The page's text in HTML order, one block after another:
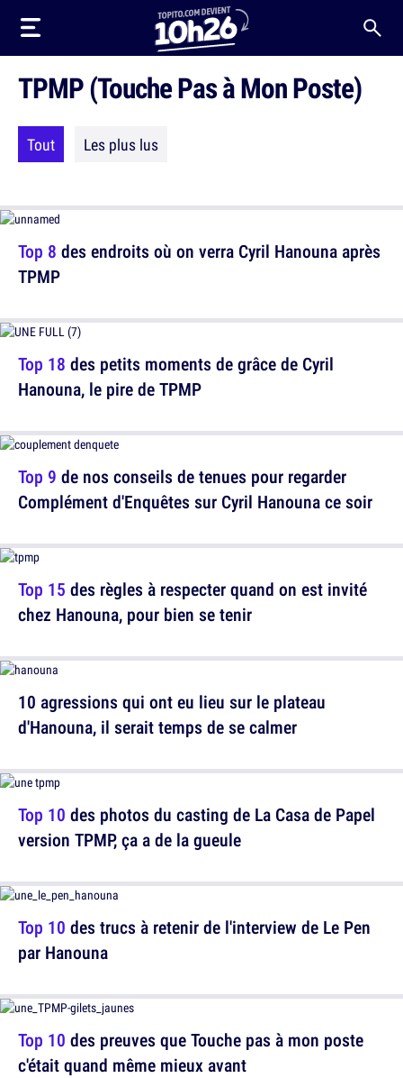
TPMP (Touche Pas à Mon Poste)
Tout Les plus lus
Top 8 des endroits où on verra Cyril Hanouna après
TPMP
Top 18 des petits moments de grâce de Cyril
Hanouna, le pire de TPMP
Top 15 des règles à respecter quand on est invité
chez Hanouna, pour bien se tenir
Top 10 des photos du casting de La Casa de Papel
version TPMP, ça a de la gueule
Top 10 des preuves que Touche pas à mon poste
c'était quand même mieux avant
Top 9 de nos conseils de tenues pour regarder
Complément d'Enquêtes sur Cyril Hanouna ce soir
10 agressions qui ont eu lieu sur le plateau
d'Hanouna, il serait temps de se calmer
Top 10 des trucs à retenir de l'interview de Le Pen
par Hanouna